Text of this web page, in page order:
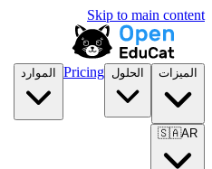
Skip to main content
الميزات الحلول Pricing الموارد
🇸🇦AR